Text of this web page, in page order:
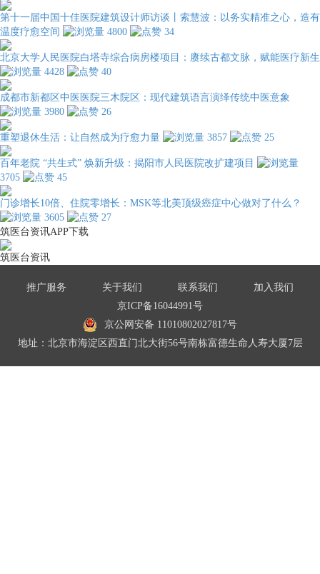
第十一届中国十佳医院建筑设计师访谈丨索慧波：以务实精准之心，造有
温度疗愈空间
4800 34
北京大学人民医院白塔寺综合病房楼项目：赓续古都文脉，赋能医疗新生
4428
40
成都市新都区中医医院三木院区：现代建筑语言演绎传统中医意象
3980
26
重塑退休生活：让自然成为疗愈力量 3857 25
百年老院 “共生式” 焕新升级：揭阳市人民医院改扩建项目
3705
45
门诊增长10倍、住院零增长：MSK等北美顶级癌症中心做对了什么？
3605
27
筑医台资讯APP下载
筑医台资讯
推广服务 关于我们 联系我们
加入我们
京ICP备16044991号
京公网安备 11010802027817号
地址：北京市海淀区西直门北大街56号南栋富德生命人寿大厦7层